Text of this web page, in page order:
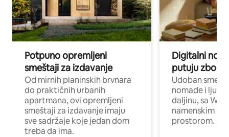
Potpuno opremljeni
smeštaji za izdavanje
Od mirnih planinskih brvnara
do praktičnih urbanih
apartmana, ovi opremljeni
smeštaji za izdavanje imaju
sve sadržaje koje jedan dom
treba da ima.
Digitalni
putuju zbog
Udoban
nomade i ljude
daljinu, sa Wi-
namenskim
prostorom.